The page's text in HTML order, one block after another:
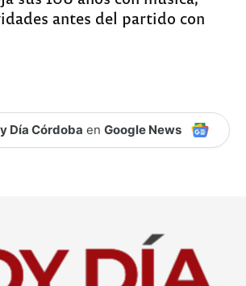
antes del partido con
Día Córdoba en Google News